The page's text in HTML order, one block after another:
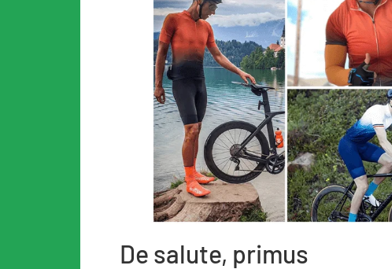
De salute, primus